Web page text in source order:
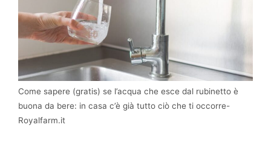
Come sapere (gratis) se l’acqua che esce dal rubinetto è
buona da bere: in casa c’è già tutto ciò che ti occorre-
Royalfarm.it